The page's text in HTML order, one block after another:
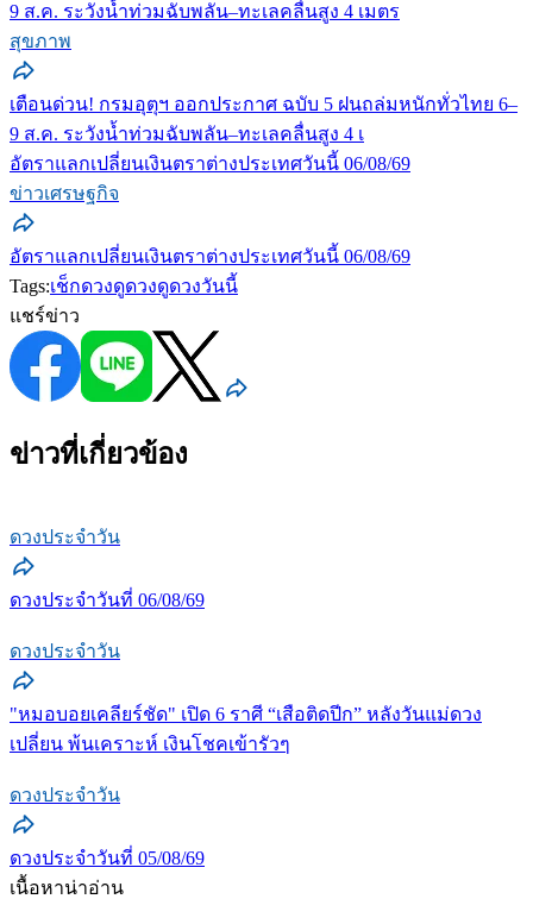
9 ส.ค. ระวังน้ำท่วมฉับพลัน–ทะเลคลื่นสูง 4 เมตร
สุขภาพ
เตือนด่วน! กรมอุตุฯ ออกประกาศ ฉบับ 5 ฝนถล่มหนักทั่วไทย 6–
9 ส.ค. ระวังน้ำท่วมฉับพลัน–ทะเลคลื่นสูง 4 เ
อัตราแลกเปลี่ยนเงินตราต่างประเทศวันนี้ 06/08/69
ข่าวเศรษฐกิจ
อัตราแลกเปลี่ยนเงินตราต่างประเทศวันนี้ 06/08/69
Tags:เช็กดวงดูดวงดูดวงวันนี้
แชร์ข่าว
ข่าวที่เกี่ยวข้อง
ดวงประจำวัน
ดวงประจำวันที่ 06/08/69
ดวงประจำวัน
"หมอบอยเคลียร์ชัด" เปิด 6 ราศี “เสือติดปีก” หลังวันแม่ดวง
เปลี่ยน พ้นเคราะห์ เงินโชคเข้ารัวๆ
ดวงประจำวัน
ดวงประจำวันที่ 05/08/69
เนื้อหาน่าอ่าน